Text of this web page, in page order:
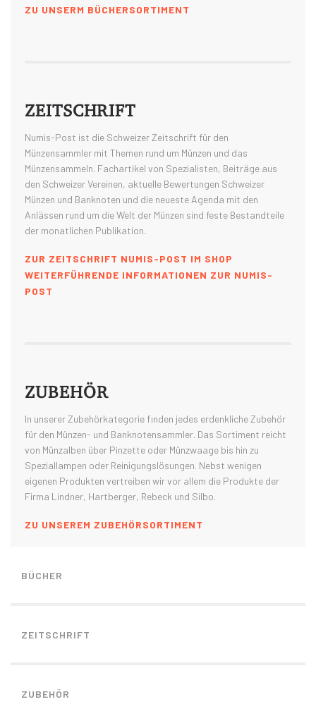
ZU UNSERM BÜCHERSORTIMENT
ZEITSCHRIFT
Numis-Post ist die Schweizer Zeitschrift für den
Münzensammler mit Themen rund um Münzen und das
Münzensammeln. Fachartikel von Spezialisten, Beiträge aus
den Schweizer Vereinen, aktuelle Bewertungen Schweizer
Münzen und Banknoten und die neueste Agenda mit den
Anlässen rund um die Welt der Münzen sind feste Bestandteile
der monatlichen Publikation.
ZUR ZEITSCHRIFT NUMIS-POST IM SHOP
WEITERFÜHRENDE INFORMATIONEN ZUR NUMIS-
POST
ZUBEHÖR
In unserer Zubehörkategorie finden jedes erdenkliche Zubehör
für den Münzen- und Banknotensammler. Das Sortiment reicht
von Münzalben über Pinzette oder Münzwaage bis hin zu
Speziallampen oder Reinigungslösungen. Nebst wenigen
eigenen Produkten vertreiben wir vor allem die Produkte der
Firma Lindner, Hartberger, Rebeck und Silbo.
ZU UNSEREM ZUBEHÖRSORTIMENT
BÜCHER
ZEITSCHRIFT
ZUBEHÖR